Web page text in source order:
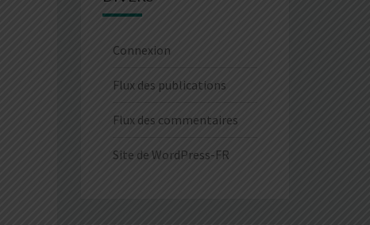
Connexion
Flux des publications
Flux des commentaires
Site de WordPress-FR